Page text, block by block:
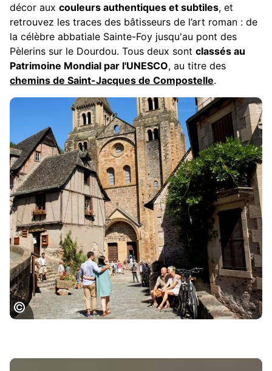
décor aux couleurs authentiques et subtiles, et
retrouvez les traces des bâtisseurs de l’art roman : de
la célèbre abbatiale Sainte-Foy jusqu'au pont des
Pèlerins sur le Dourdou. Tous deux sont classés au
Patrimoine Mondial par l'UNESCO, au titre des
chemins de Saint-Jacques de Compostelle.